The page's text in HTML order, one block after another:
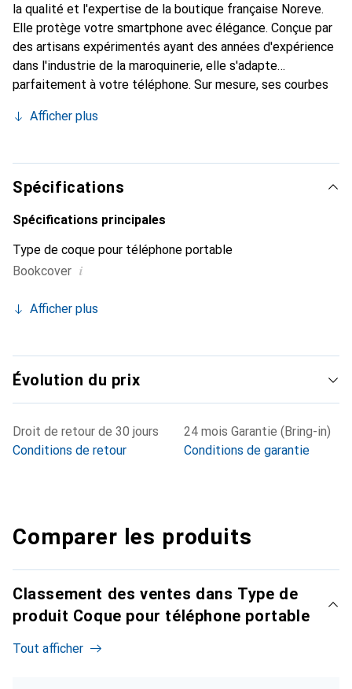
la qualité et l'expertise de la boutique française Noreve.
Elle protège votre smartphone avec élégance. Conçue par
des artisans expérimentés ayant des années d'expérience
dans l'industrie de la maroquinerie, elle s'adapte
parfaitement à votre téléphone. Sur mesure, ses courbes
devient l'accessoire chic et indispensable pour votre
internationalement pour ses produits de haute qualité et
constitue un choix fiable pour une clientèle exigeante.
Afficher plus
Spécifications
Spécifications principales
Type de coque pour téléphone portable
Bookcover i
Afficher plus
Évolution du prix
Droit de retour de 30 jours
Conditions de retour
24 mois Garantie (Bring-in)
Conditions de garantie
Comparer les produits
Classement des ventes dans Type de
produit Coque pour téléphone portable
Tout afficher